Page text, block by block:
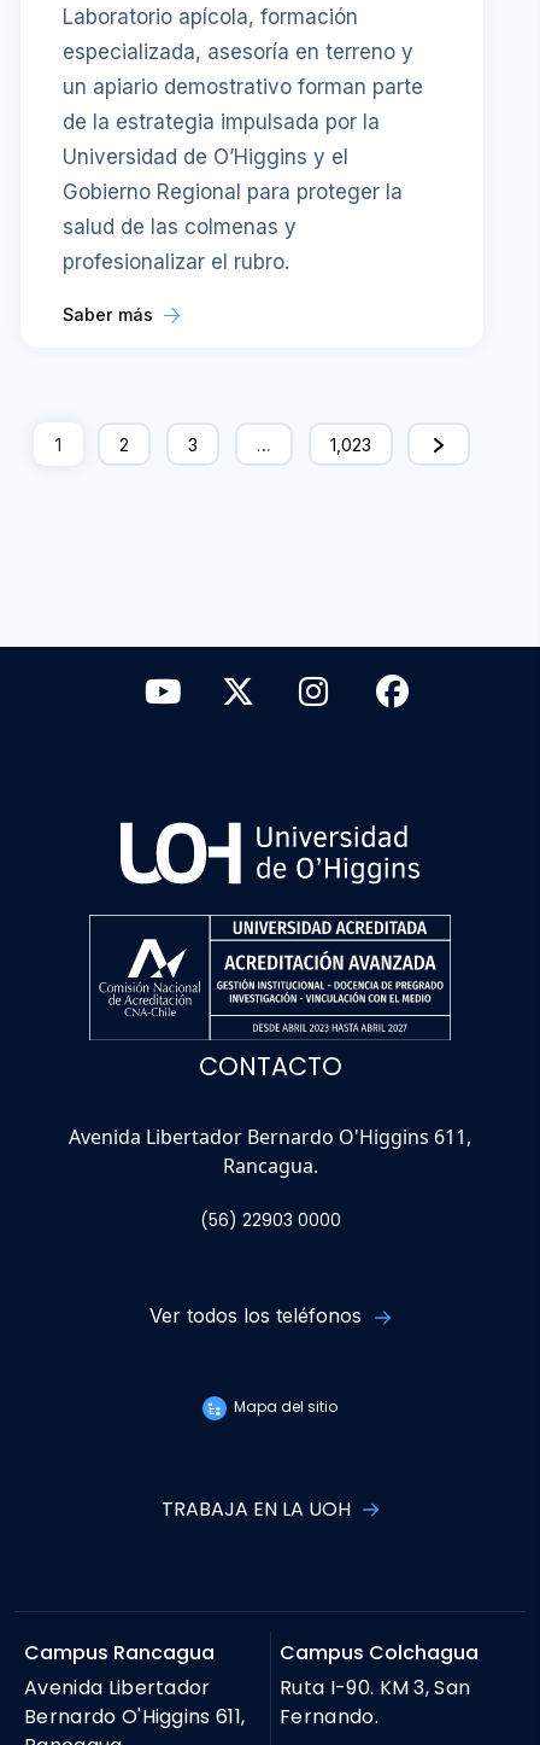
Laboratorio apícola, formación
especializada, asesoría en terreno y
un apiario demostrativo forman parte
de la estrategia impulsada por la
Universidad de O’Higgins y el
Gobierno Regional para proteger la
salud de las colmenas y
profesionalizar el rubro.
Saber más
1 2 3 … 1,023
CONTACTO
Avenida Libertador Bernardo O'Higgins 611,
Rancagua.
(56) 22903 0000
Ver todos los teléfonos
Mapa del sitio
TRABAJA EN LA UOH
Campus Rancagua
Avenida Libertador
Bernardo O'Higgins 611,
Campus Colchagua
Ruta I-90. KM 3, San
Fernando.